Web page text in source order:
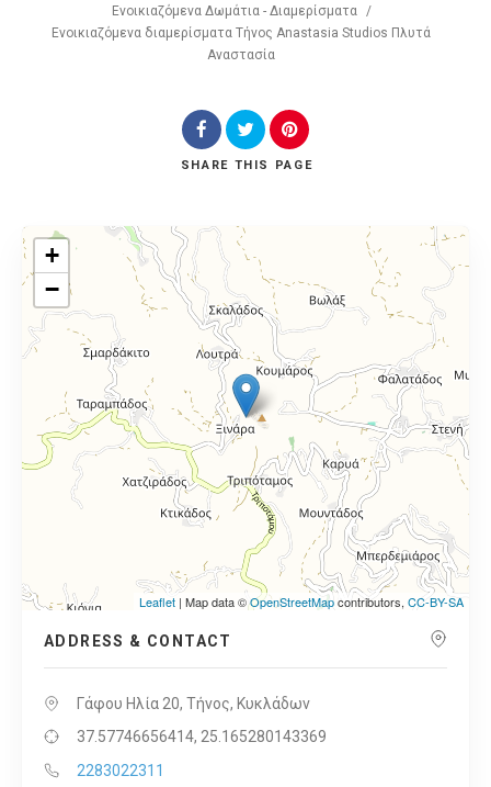
Ενοικιαζόμενα Δωμάτια - Διαμερίσματα
/
Ενοικιαζόμενα διαμερίσματα Τήνος Anastasia Studios Πλυτά
Αναστασία
SHARE THIS PAGE
+
−
Leaflet | Map data ©OpenStreetMapcontributors, CC-BY-SA
ADDRESS & CONTACT
Γάφου Ηλία 20, Τήνος, Κυκλάδων
37.57746656414, 25.165280143369
2283022311